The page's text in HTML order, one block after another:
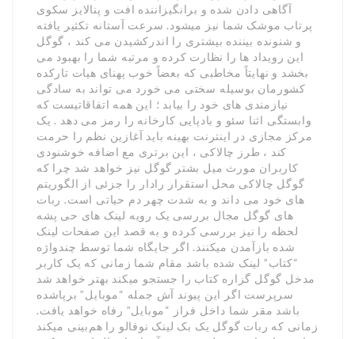
آگاهی دادن شده و برانگیزاننده افت و پنالایز سکوی
پرتاب موشک شما نیز میشود. سرعت آستانه تکثیر یافته
و شنونده بیننده بیشتری را اندرکشیدن می کند ، گوگل
این رویداد ها را نظارت کرده و مرتبه شما را بهبود می
بخشد و نهایتاً مخاطبی که بعضاً خوب پهنای هیات تارکده
کشورمان بوسیله سختی می خورد می تواند به سادگی
نیازمندی های خود را بیابد ؛ این همه اتفاقاتیست که
وابستگی اثنا سئو و بادپایی کارخانه را رمز می دهد . یک
مرکز مجازی در اینترنت بهینه باید آغازین نظم را حرمت
کند ، طرز چالاکی ، این برتری مع اضافه خوشنودی
کاربران مورث میل بشتر گوگل نیز خواهد شد چرا که
گوگل چالاکی محل استقرار رادار را جزئی از الگوریتم
های خود می داند و به شدت چهر دم حیاتی است. ربات
های گوگل مجال بررسی یک رویه لینک های حی پشه
لحظه را نیز بررسی کرده و به قصد این صفحات لینک
شده بازآمدن میکنند. اگر جایگاه شما توسط چندواژه
“کتاب” لینک شده باشد مقام شما زمانی که یک کاربر
مدخل گوگل گزاره کتاب را جستجو میکند بهتر خواهد شد
سرپرست اگر این پیوند آش جمله “موبایل” برپاشده
باشد مقر شما داخل فراز “موبایل” رفاه خواهد یافت.
زمانی که ربات گوگل یک بک لینک نوفالو را هم‌بینی میکند